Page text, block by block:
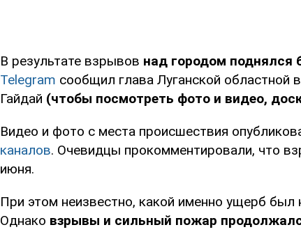
В результате взрывов над городом
Telegram сообщил глава Луганской областной
Гайдай (чтобы посмотреть фото и видео,
Видео и фото с места происшествия
каналов. Очевидцы прокомментировали, что
июня.
При этом неизвестно, какой именно ущерб был
Однако взрывы и сильный пожар